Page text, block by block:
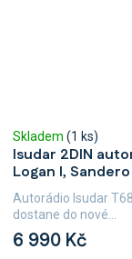
Isudar 2DIN
Logan I, Sandero
Skladem (1 ks)
6 990 Kč
Autorádio Isudar
dostane do nové...